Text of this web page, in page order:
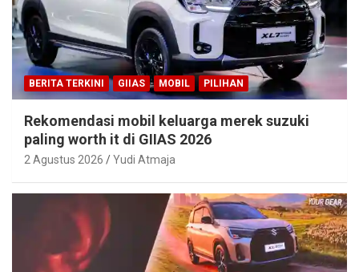
BERITA TERKINI GIIAS MOBIL PILIHAN
Rekomendasi mobil keluarga merek suzuki
paling worth it di GIIAS 2026
2 Agustus 2026 Yudi Atmaja